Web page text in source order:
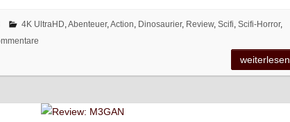
4K UltraHD,Abenteuer,Action, Dinosaurier, Review, Scifi, Scifi-Horror,
weiterlesen